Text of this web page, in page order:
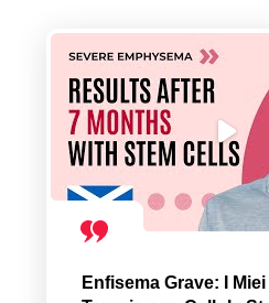
Enfisema Grave: I